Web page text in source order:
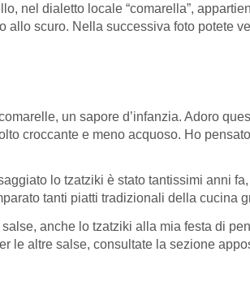
nel dialetto locale “comarella”,
allo scuro. Nella successiva foto potete
un sapore d’infanzia. Adoro
croccante e meno acquoso. Ho
lo tzatziki è stato tantissimi anni
tanti piatti tradizionali della cucina
anche lo tzatziki alla mia festa di
le altre salse, consultate la sezione